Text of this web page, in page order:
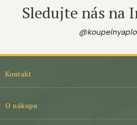
Sledujte nás na
p
i
Kontakt
O nákupu